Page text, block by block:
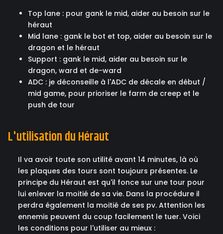
Top lane : pour gank le mid, aider au besoin sur le
héraut
Mid lane : gank le bot et top, aider au besoin sur le
dragon et le héraut
Support : gank le mid, aider au besoin sur le
dragon, ward et de-ward
ADC : je déconseille à l'ADC de décale en début /
mid game, pour prioriser le farm de creep et le
push de tour
L'utilisation du Héraut
Il va avoir toute son utilité avant 14 minutes, là où
les plaques des tours sont toujours présentes. Le
principe du Héraut est qu'il fonce sur une tour pour
lui enlever la moitié de sa vie. Dans la procédure il
perdra également la moitié de ses pv. Attention les
ennemis peuvent du coup facilement le tuer. Voici
les conditions pour l'utiliser au mieux :